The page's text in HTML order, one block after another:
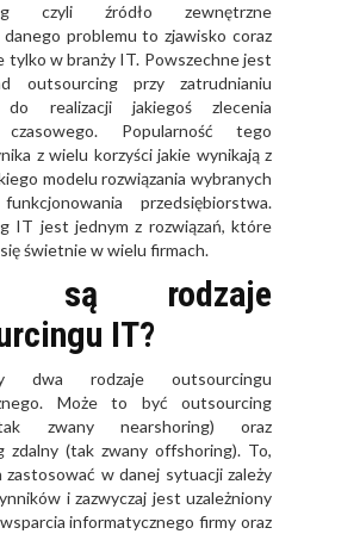
czyli źródło zewnętrzne
danego problemu to zjawisko coraz
tylko w branży IT. Powszechne jest
outsourcing przy zatrudnianiu
do realizacji jakiegoś zlecenia
czasowego. Popularność tego
z wielu korzyści jakie wynikają z
modelu rozwiązania wybranych
przedsiębiorstwa.
IT jest jednym z rozwiązań, które
świetnie w wielu firmach.
są rodzaje
IT?
dwa rodzaje outsourcingu
Może to być outsourcing
zwany nearshoring) oraz
zdalny (tak zwany offshoring). To,
w danej sytuacji zależy
i zazwyczaj jest uzależniony
informatycznego firmy oraz